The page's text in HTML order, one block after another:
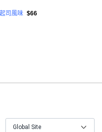
司風味 $66
Global Site